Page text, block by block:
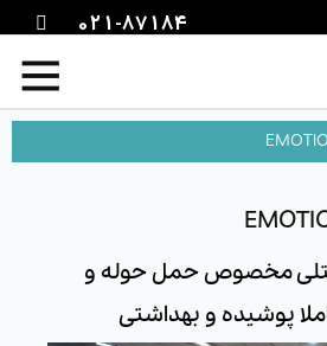
021-87184
مخصوص حمل حوله و
پوشیده و بهداشتی